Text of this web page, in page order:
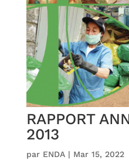
RAPPORT
2013
par ENDA| Mar 15, 2022